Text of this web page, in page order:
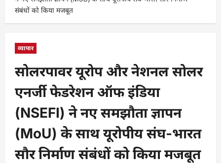
संबंधों को किया मजबूत
व्यापार
सोलरपावर यूरोप और नेशनल सोलर
एनर्जी फेडरेशन ऑफ इंडिया
(NSEFI) ने नए समझौता ज्ञापन
(MoU) के साथ यूरोपीय संघ-भारत
सौर निर्माण संबंधों को किया मजबूत